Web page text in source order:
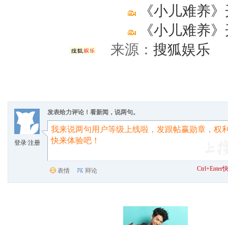
《小儿难养
《小儿难养
来源： 搜狐娱乐
登录/注册
发表给力评论！看新闻，说两句。
表情 辩论 Ctrl+Enter